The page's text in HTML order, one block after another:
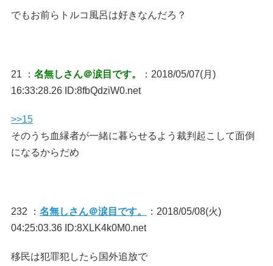
でもお前らトルコ風呂は好きなんだろ？
21 ： 名無しさん＠涙目です。
：2018/05/07(月)
16:33:28.26 ID:8fbQdziW0.net
>>15
そのうち血縁者が一緒に暮らせるよう裁判起こして面倒
になるからだめ
232 ： 名無しさん＠涙目です。
：2018/05/08(火)
04:25:03.36 ID:8XLK4k0M0.net
移民は犯罪犯したら国外追放で